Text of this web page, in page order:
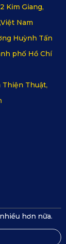
phẩm tốt nhất
| 0934549998
Kim Giang,
Nam
Huỳnh Tấn
phố Hồ Chí
Thiện Thuật,
hơn nữa.